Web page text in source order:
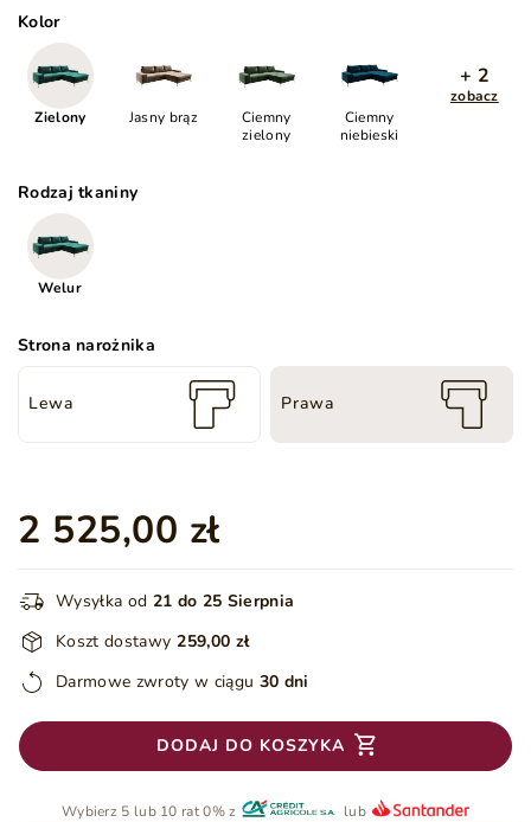
Kolor
Zielony Jasny brąz
Ciemny
zielony
Ciemny
niebieski
+ 2
zobacz
Rodzaj tkaniny
Welur
Strona narożnika
Lewa Prawa
2 525,00 zł
Wysyłka od 21 do 25 Sierpnia
Koszt dostawy 259,00 zł
Darmowe zwroty w ciągu 30 dni
DODAJ DO KOSZYKA
Wybierz 5 lub 10 rat 0% z lub